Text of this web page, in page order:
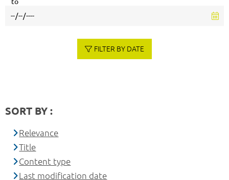
to
FILTER BY DATE
SORT BY :
Relevance
Title
Content type
Last modification date